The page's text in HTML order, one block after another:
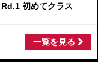
初めてクラス
一覧を見る